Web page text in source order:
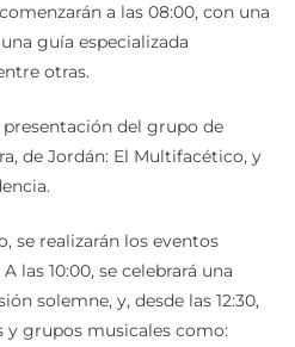
a las 08:00, con una
guía especializada
otras.
presentación del grupo de
de Jordán: El Multifacético, y
se realizarán los eventos
las 10:00, se celebrará una
solemne, y, desde las 12:30,
y grupos musicales como: